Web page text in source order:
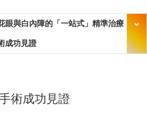
眼與白內障的「一站式」精準治療
成功見證
術成功見證